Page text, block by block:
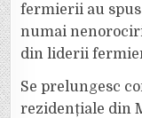
fermierii au spus
numai
din liderii
Se prelungesc
rezidențiale din